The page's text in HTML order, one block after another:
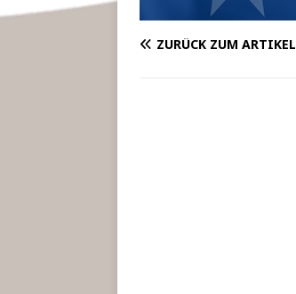
ZURÜCK ZUM ARTIKEL